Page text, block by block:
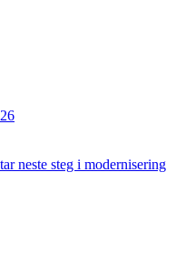
neste steg i modernisering